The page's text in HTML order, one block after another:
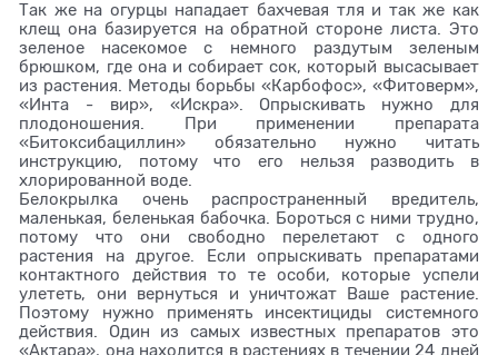
Так же на огурцы нападает бахчевая тля и так же как
клещ она базируется на обратной стороне листа. Это
зеленое насекомое с немного раздутым зеленым
брюшком, где она и собирает сок, который высасывает
из растения. Методы борьбы «Карбофос», «Фитоверм»,
«Инта - вир», «Искра». Опрыскивать нужно для
плодоношения. При применении препарата
«Битоксибациллин» обязательно нужно читать
инструкцию, потому что его нельзя разводить в
хлорированной воде.
Белокрылка очень распространенный вредитель,
маленькая, беленькая бабочка. Бороться с ними трудно,
потому что они свободно перелетают с одного
растения на другое. Если опрыскивать препаратами
контактного действия то те особи, которые успели
улететь, они вернуться и уничтожат Ваше растение.
Поэтому нужно применять инсектициды системного
действия. Один из самых известных препаратов это
«Актара», она находится в растениях в течении 24 дней